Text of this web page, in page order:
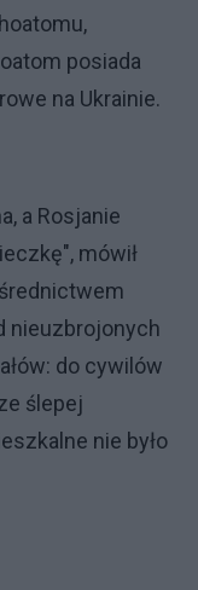
posiada
na Ukrainie.
a Rosjanie
mówił
nieuzbrojonych
do cywilów
ślepej
nie było